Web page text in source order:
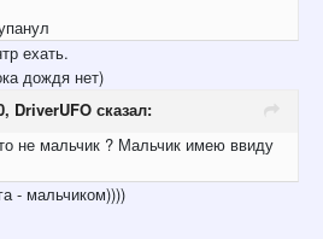
ехать.
дождя нет)
DriverUFO сказал:
не мальчик ? Мальчик имею ввиду
- мальчиком))))